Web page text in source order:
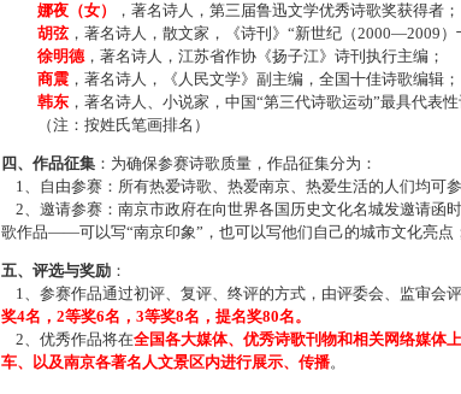
娜夜（女）
，著名诗人，第三届鲁迅文学优秀诗歌奖获得者；
胡弦，著名诗人，散文家，《诗刊》“新世纪（2000—2009）
徐明德，著名诗人，江苏省作协《扬子江》诗刊执行主编；
商震 ，著名诗人，《人民文学》副主编，全国十佳诗歌编辑；
韩东 ，著名诗人、小说家，中国“第三代诗歌运动”最具代表性
（注：按姓氏笔画排名）
四、作品征集 ：为确保参赛诗歌质量，作品征集分为：
1、自由参赛：所有热爱诗歌、热爱南京、热爱生活的人们均可参
2、邀请参赛：南京市政府在向世界各国历史文化名城发邀请函
歌作品——可以写“南京印象”，也可以写他们自己的城市文化亮点
五、评选与奖励 ：
1、参赛作品通过初评、复评、终评的方式，由评委会、监审会
奖4名，2等奖6名，3等奖8名，提名奖80名。
2、优秀作品将在全国各大媒体、优秀诗歌刊物和相关网络媒体
车、以及南京各著名人文景区内进行展示、传播。